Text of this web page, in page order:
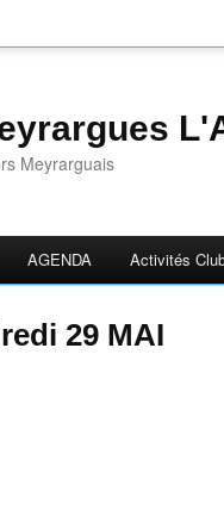
Meyrarguais
AGENDA Activités
29 MAI